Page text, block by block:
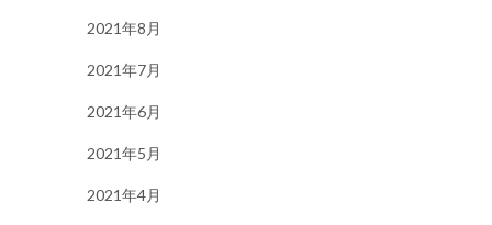
2021年8月
2021年7月
2021年6月
2021年5月
2021年4月